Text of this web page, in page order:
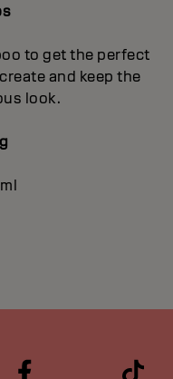
to get the perfect
and keep the
look.